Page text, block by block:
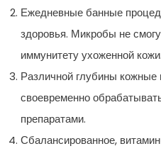
Ежедневные банные
здоровья. Микробы не
иммунитету ухоженной кожи.
Различной глубины
своевременно
препаратами.
Сбалансированное,